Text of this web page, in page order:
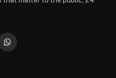
WhatsApp